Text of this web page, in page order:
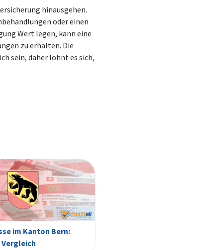
hinausgehen.
oder einen
Wert legen, kann eine
zu erhalten. Die
sein, daher lohnt es sich,
im Kanton Bern: